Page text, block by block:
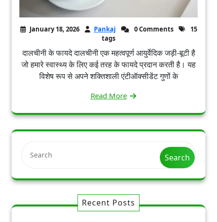
January 18, 2026 Pankaj 0 Comments
15
tags
दालचीनी के फायदे दालचीनी एक महत्वपूर्ण आयुर्वेदिक जड़ी-बूटी है
जो हमारे स्वास्थ्य के लिए कई तरह के फायदे प्रदान करती है। यह
विशेष रूप से अपने शक्तिशाली एंटीऑक्सीडेंट गुणों के
Read More
Search
Recent Posts